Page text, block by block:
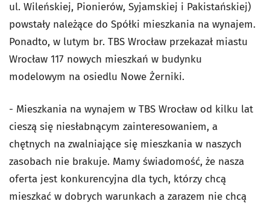
ul. Wileńskiej, Pionierów, Syjamskiej i Pakistańskiej)
powstały należące do Spółki mieszkania na wynajem.
Ponadto, w lutym br. TBS Wrocław przekazał miastu
Wrocław 117 nowych mieszkań w budynku
modelowym na osiedlu Nowe Żerniki.
- Mieszkania na wynajem w TBS Wrocław od kilku lat
cieszą się niesłabnącym zainteresowaniem, a
chętnych na zwalniające się mieszkania w naszych
zasobach nie brakuje. Mamy świadomość, że nasza
oferta jest konkurencyjna dla tych, którzy chcą
mieszkać w dobrych warunkach a zarazem nie chcą